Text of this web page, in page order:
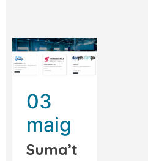
03
maig
Suma’t